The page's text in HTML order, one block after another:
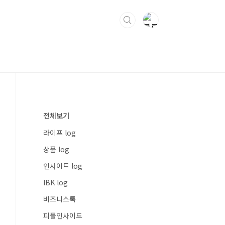
전체보기
라이프 log
상품 log
인사이트 log
IBK log
비즈니스톡
피플인사이드